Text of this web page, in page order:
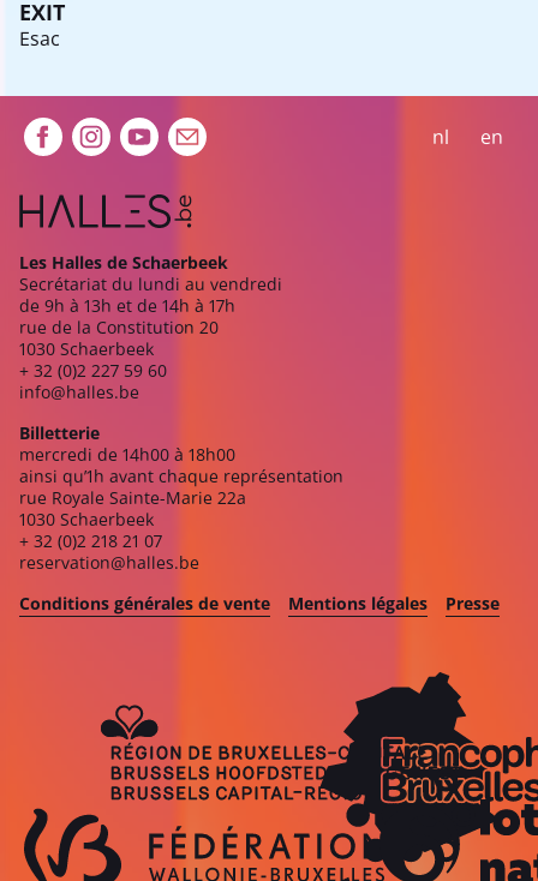
EXIT
Esac
Extra navigation nl en
Les Halles de Schaerbeek
Secrétariat du lundi au vendredi
de 9h à 13h et de 14h à 17h
rue de la Constitution 20
1030 Schaerbeek
+ 32 (0)2 227 59 60
info@halles.be
Billetterie
mercredi de 14h00 à 18h00
ainsi qu’1h avant chaque représentation
rue Royale Sainte-Marie 22a
1030 Schaerbeek
+ 32 (0)2 218 21 07
reservation@halles.be
Conditions générales de vente
Mentions légales Presse